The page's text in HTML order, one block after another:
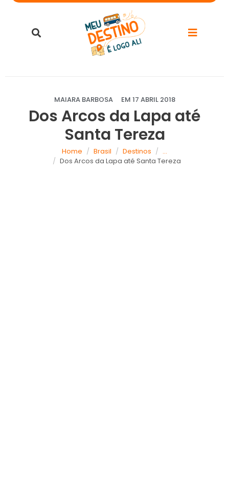
MAIARA BARBOSA EM 17 ABRIL 2018
Dos Arcos da Lapa até
Santa Tereza
Home Brasil Destinos
...
Dos Arcos da Lapa até Santa Tereza